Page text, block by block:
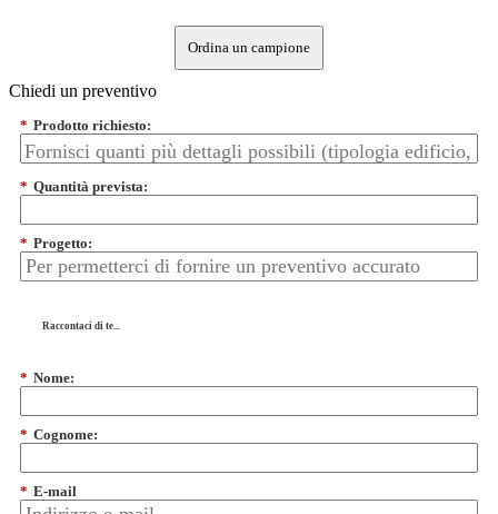
Ordina un campione
Chiedi un preventivo
* Prodotto richiesto:
* Quantità prevista:
* Progetto:
Raccontaci di te...
* Nome:
* Cognome:
* E-mail